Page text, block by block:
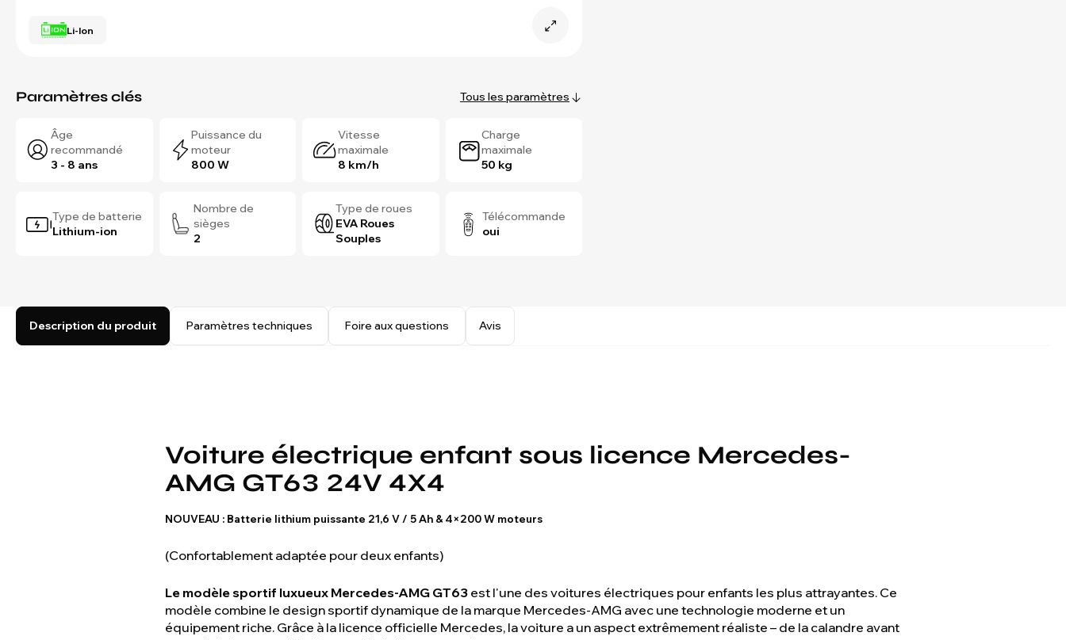
Li-Ion
Paramètres clés Tous les paramètres
Âge
recommandé
3 - 8 ans
Puissance du
moteur
800 W
Vitesse
maximale
8 km/h
Charge
maximale
50 kg
Type de batterie
Lithium-ion
Nombre de
sièges
2
Type de roues
EVA Roues
Souples
Télécommande
oui
Description du produit Paramètres techniques Foire aux questions Avis
Voiture électrique enfant sous licence Mercedes-
AMG GT63 24V 4X4
NOUVEAU : Batterie lithium puissante 21,6 V / 5 Ah & 4×200 W moteurs
(Confortablement adaptée pour deux enfants)
Le modèle sportif luxueux Mercedes-AMG GT63 est l'une des voitures électriques pour enfants les plus attrayantes. Ce
modèle combine le design sportif dynamique de la marque Mercedes-AMG avec une technologie moderne et un
équipement riche. Grâce à la licence officielle Mercedes, la voiture a un aspect extrêmement réaliste – de la calandre avant